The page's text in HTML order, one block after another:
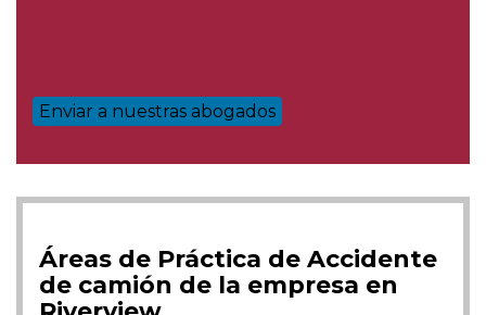
Áreas de Práctica de Accidente
de camión de la empresa en